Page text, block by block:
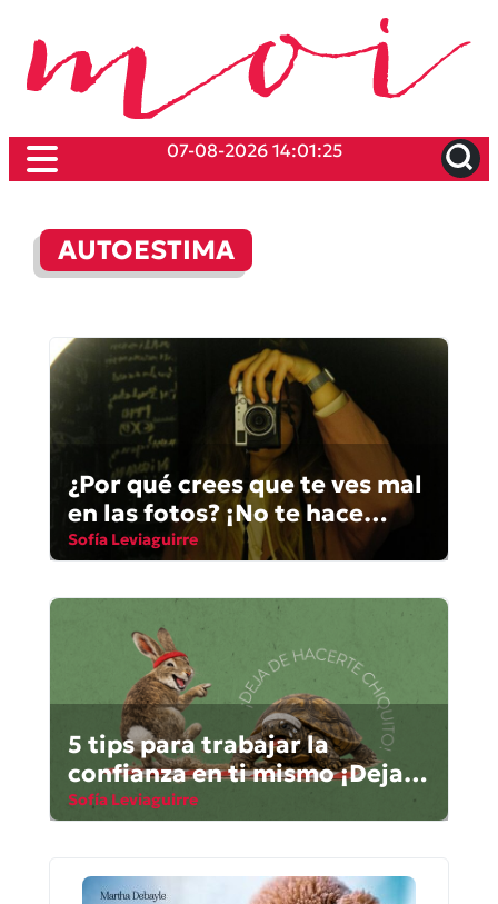
07-08-2026 14:01:25
AUTOESTIMA
¿Por qué crees que te ves mal
en las fotos? ¡No te hace
justicia!
Sofía Leviaguirre
5 tips para trabajar la
confianza en ti mismo ¡Deja
de hacerte chiquito!
Sofía Leviaguirre